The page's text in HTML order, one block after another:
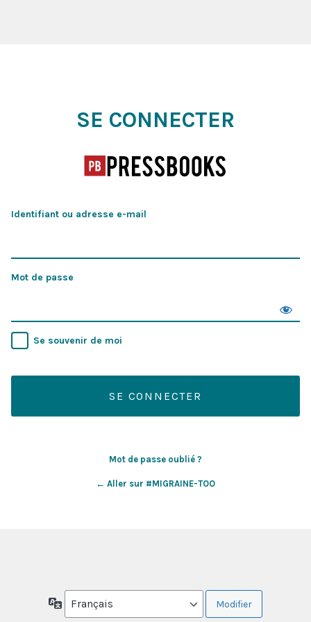
SE CONNECTER
Identifiant ou adresse e-mail
Mot de passe
Se souvenir de moi
Mot de passe oublié ?
← Aller sur #MIGRAINE-TOO
Langue